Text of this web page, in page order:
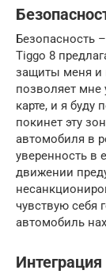
Безопасность
Tiggo 8
защиты меня и
позволяет мне
карте, и я буду
покинет эту
автомобиля в
уверенность в
движении
чувствую себя
автомобиль